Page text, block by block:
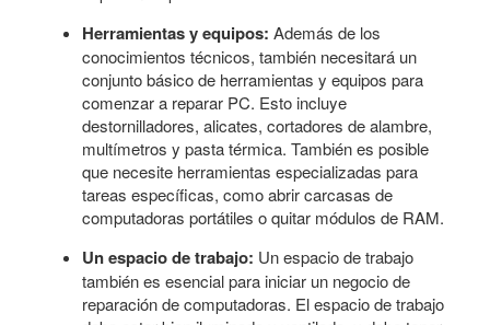
Herramientas y equipos: Además de los
conocimientos técnicos, también necesitará un
conjunto básico de herramientas y equipos para
comenzar a reparar PC. Esto incluye
destornilladores, alicates, cortadores de alambre,
multímetros y pasta térmica. También es posible
que necesite herramientas especializadas para
tareas específicas, como abrir carcasas de
computadoras portátiles o quitar módulos de RAM.
Un espacio de trabajo: Un espacio de trabajo
también es esencial para iniciar un negocio de
reparación de computadoras. El espacio de trabajo